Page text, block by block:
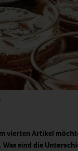
vierten Artikel
Was sind die